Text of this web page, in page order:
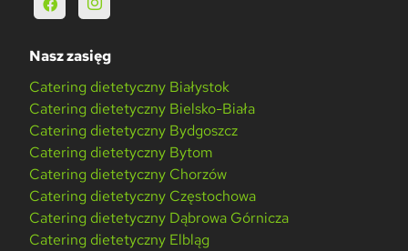
Nasz zasięg
Catering dietetyczny Białystok
Catering dietetyczny Bielsko-Biała
Catering dietetyczny Bydgoszcz
Catering dietetyczny Bytom
Catering dietetyczny Chorzów
Catering dietetyczny Częstochowa
Catering dietetyczny Dąbrowa Górnicza
Catering dietetyczny Elbląg